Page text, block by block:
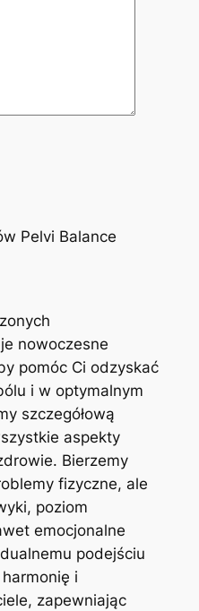
nowoczesne
pomóc Ci odzyskać
i w optymalnym
szczegółową
aspekty
Bierzemy
fizyczne, ale
poziom
emocjonalne
podejściu
i
zapewniając